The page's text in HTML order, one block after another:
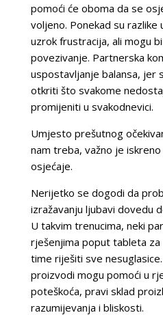
pomoći će oboma da se
voljeno. Ponekad su razlike
uzrok frustracija, ali mogu
povezivanje. Partnerska
uspostavljanje balansa, jer
otkriti što svakome
promijeniti u svakodnevici.
Umjesto prešutnog
nam treba, važno je
osjećaje.
Nerijetko se dogodi da
izražavanju ljubavi dovedu
U takvim trenucima, neki
rješenjima poput tableta za
time riješiti sve
proizvodi mogu pomoći u
poteškoća, pravi sklad
razumijevanja i bliskosti.